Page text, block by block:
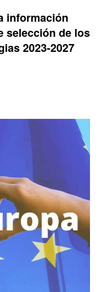
información
selección de los
2023-2027